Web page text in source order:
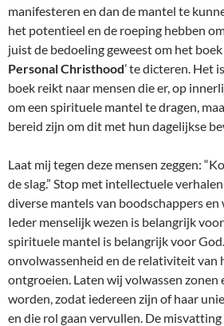
manifesteren en dan de mantel te
het potentieel en de roeping hebben
juist de bedoeling geweest om het boek
Personal Christhood’ te dicteren. Het
boek reikt naar mensen die er, op
om een spirituele mantel te dragen,
bereid zijn om dit met hun dagelijkse
Laat mij tegen deze mensen zeggen:
de slag.” Stop met intellectuele
diverse mantels van boodschappers en
Ieder menselijk wezen is belangrijk
spirituele mantel is belangrijk voor
onvolwassenheid en de relativiteit van
ontgroeien. Laten wij volwassen zonen
worden, zodat iedereen zijn of haar
en die rol gaan vervullen. De